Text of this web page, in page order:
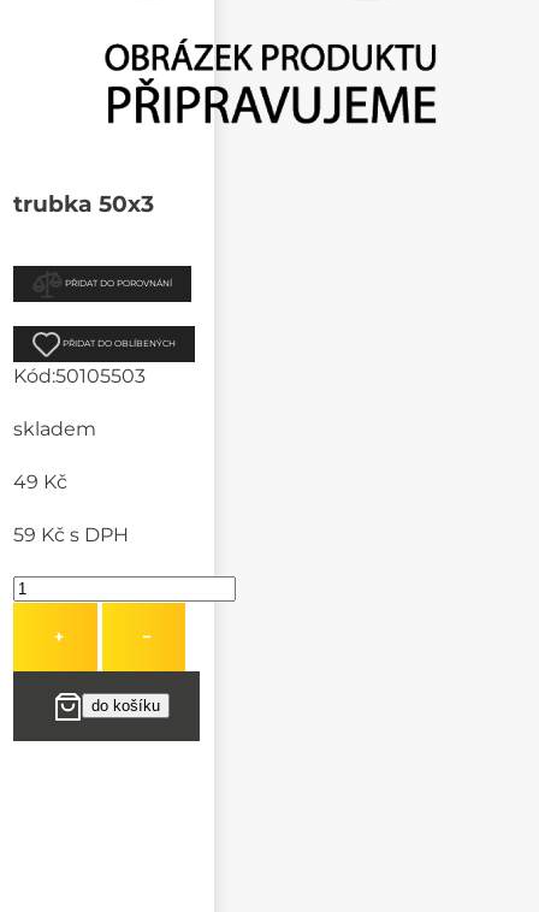
trubka 50x3
PŘIDAT DO POROVNÁNÍ
PŘIDAT DO OBLÍBENÝCH
Kód:50105503
skladem
49 Kč
59 Kčs DPH
+ −